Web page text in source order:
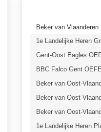
Beker van
1e Landelijke Heren
Gent-Oost Eagles
BBC Falco Gent
Beker van Oost-
Beker van Oost-
Beker van Oost-
1e Landelijke Heren